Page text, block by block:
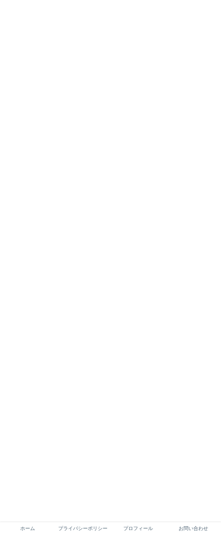
ホーム プライバシーポリシー プロフィール お問い合わせ